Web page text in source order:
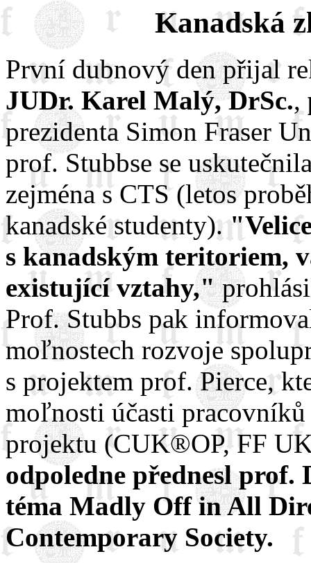
Kanadská
První dubnový den přijal
JUDr. Karel Malý, DrSc.,
prezidenta Simon Fraser
prof. Stubbse se
zejména s CTS (letos
kanadské studenty).
s kanadským teritoriem,
existující vztahy,"
Prof. Stubbs pak
moľnostech rozvoje
s projektem prof. Pierce,
moľnosti účasti
projektu (CUK®OP, FF
odpoledne přednesl prof.
téma Madly Off in All
Contemporary Society.